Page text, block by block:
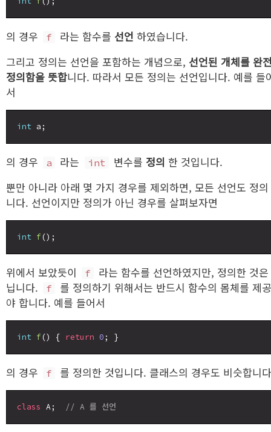
의 경우 f 라는 함수를 선언 하였습니다.
그리고 정의는 선언을 포함하는 개념으로, 선언된 개체를 완
정의함을 뜻합니다. 따라서 모든 정의는 선언입니다. 예를 들
서
int
의 경우 a 라는 int 변수를 정의 한 것입니다.
뿐만 아니라 아래 몇 가지 경우를 제외하면, 모든 선언도 정
니다. 선언이지만 정의가 아닌 경우를 살펴보자면
int f
위에서 보았듯이 f
라는 함수를 선언하였지만, 정의한 것
닙니다.
f
를 정의하기 위해서는 반드시 함수의 몸체를 제
야 합니다. 예를 들어서
int f () { return 0
의 경우 f 를 정의한 것입니다. 클래스의 경우도 비슷합니
class A; // A 를 선언